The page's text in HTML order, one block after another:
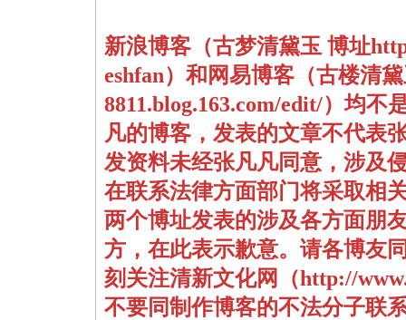
新浪博客（古梦清黛玉 博址
eshfan）和网易博客（古楼清
8811.blog.163.com/edit/）均不
凡的博客，发表的文章不代表
发资料未经张凡凡同意，涉及
在联系法律方面部门将采取相
两个博址发表的涉及各方面朋
方，在此表示歉意。请各博友
刻关注清新文化网（http://
不要同制作博客的不法分子联